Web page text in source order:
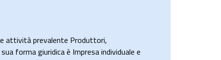
attività prevalente Produttori,
forma giuridica è Impresa individuale e